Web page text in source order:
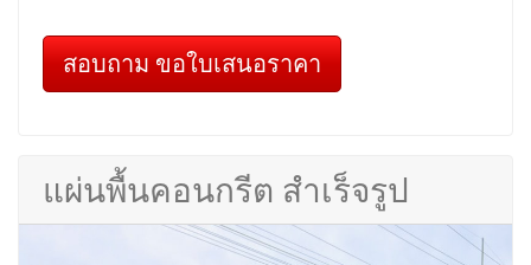
สอบถาม ขอใบเสนอราคา
แผ่นพื้นคอนกรีต สำเร็จรูป